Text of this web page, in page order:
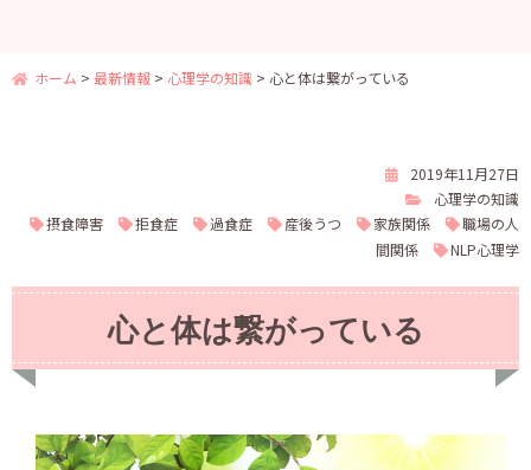
ホーム > 最新情報 > 心理学の知識 > 心と体は繋がっている
2019年11月27日
心理学の知識
摂食障害
拒食症 過食症 産後うつ 家族関係
職場の人
間関係
NLP心理学
心と体は繋がっている